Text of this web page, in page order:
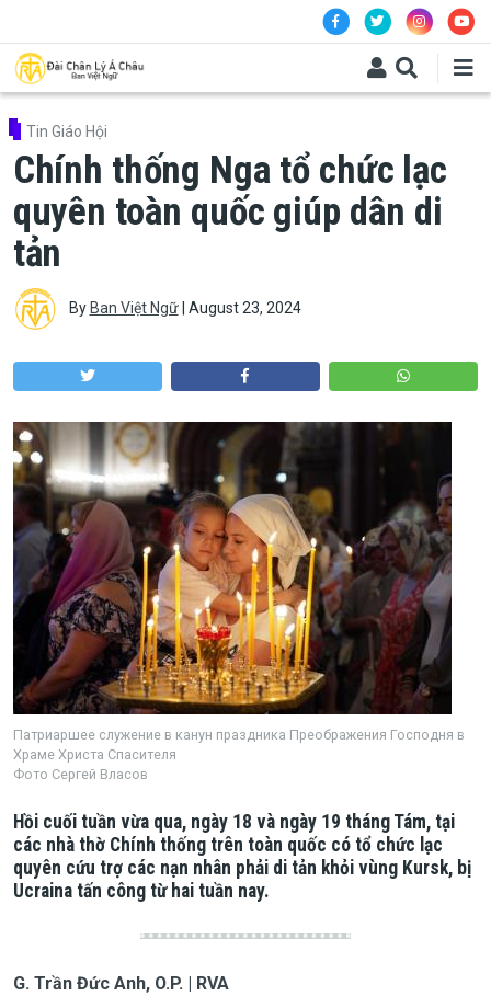
Tin Giáo Hội
Chính thống Nga tổ chức lạc
quyên toàn quốc giúp dân di
tản
By Ban Việt Ngữ| August 23, 2024
Патриаршее служение в канун праздника Преображения Господня в
Храме Христа Спасителя
Фото Сергей Власов
Hồi cuối tuần vừa qua, ngày 18 và ngày 19 tháng Tám, tại
các nhà thờ Chính thống trên toàn quốc có tổ chức lạc
quyên cứu trợ các nạn nhân phải di tản khỏi vùng Kursk, bị
Ucraina tấn công từ hai tuần nay.
G. Trần Đức Anh, O.P. | RVA